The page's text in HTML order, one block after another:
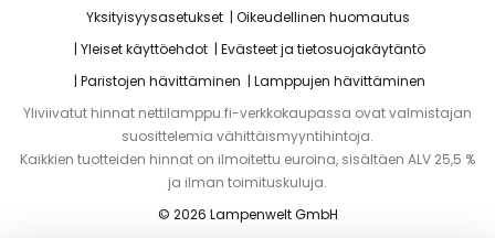
Yksityisyysasetukset
Oikeudellinen huomautus
Yleiset käyttöehdot
Evästeet ja tietosuojakäytäntö
Paristojen hävittäminen
Lamppujen hävittäminen
Yliviivatut hinnat nettilamppu.fi-verkkokaupassa ovat valmistajan
suosittelemia vähittäismyyntihintoja.
Kaikkien tuotteiden hinnat on ilmoitettu euroina, sisältäen ALV 25,5 %
ja ilman toimituskuluja.
© 2026 Lampenwelt GmbH